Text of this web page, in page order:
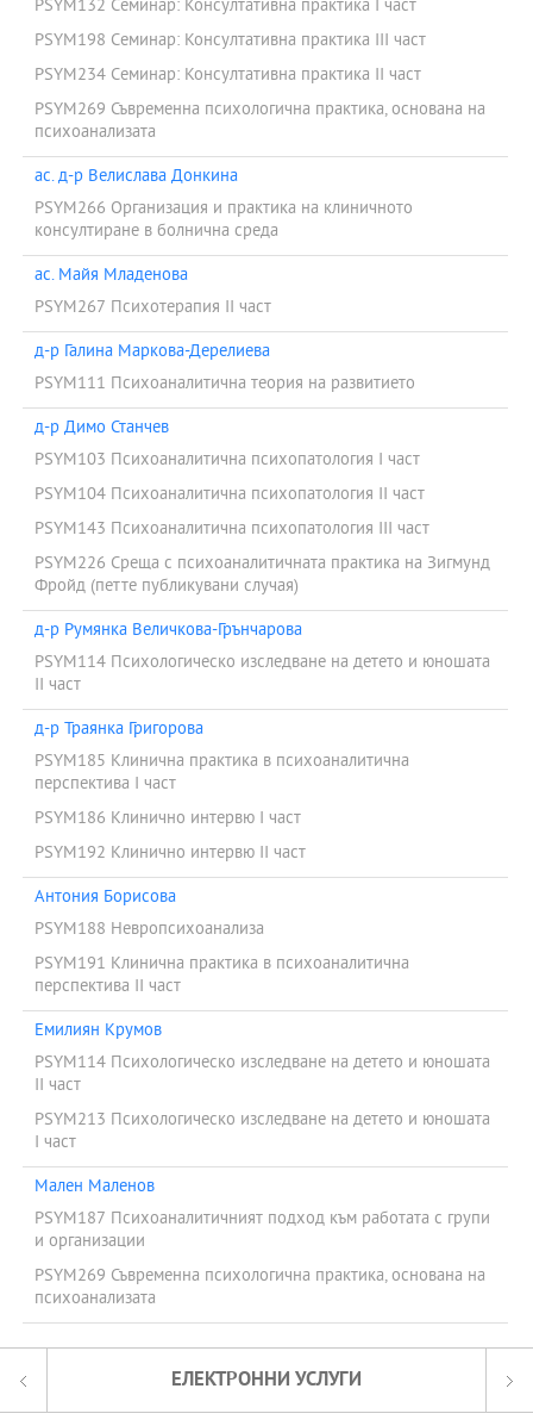
PSYM132 Семинар: Консултативна практика І част
PSYM198 Семинар: Консултативна практика IIІ част
PSYM234 Семинар: Консултативна практика ІІ част
PSYM269 Съвременна психологична практика, основана на
психоанализата
ас. д-р Велислава Донкина
PSYM266 Организация и практика на клиничното
консултиране в болнична среда
ас. Майя Младенова
PSYM267 Психотерапия II част
д-р Галина Маркова-Дерелиева
PSYM111 Психоаналитична теория на развитието
д-р Димо Станчев
PSYM103 Психоаналитична психопатология I част
PSYM104 Психоаналитична психопатология ІІ част
PSYM143 Психоаналитична психопатология ІІІ част
PSYM226 Среща с психоаналитичната практика на Зигмунд
Фройд (петте публикувани случая)
д-р Румянка Величкова-Грънчарова
PSYM114 Психологическо изследване на детето и юношата
ІІ част
д-р Траянка Григорова
PSYM185 Клинична практика в психоаналитична
перспектива I част
PSYM186 Клинично интервю I част
PSYM192 Клинично интервю II част
Антония Борисова
PSYM188 Невропсихоанализа
PSYM191 Клинична практика в психоаналитична
перспектива ІІ част
Емилиян Крумов
PSYM114 Психологическо изследване на детето и юношата
ІІ част
PSYM213 Психологическо изследване на детето и юношата
I част
Мален Маленов
PSYM187 Психоаналитичният подход към работата с групи
и организации
PSYM269 Съвременна психологична практика, основана на
психоанализата
ЕЛЕКТРОННИ УСЛУГИ